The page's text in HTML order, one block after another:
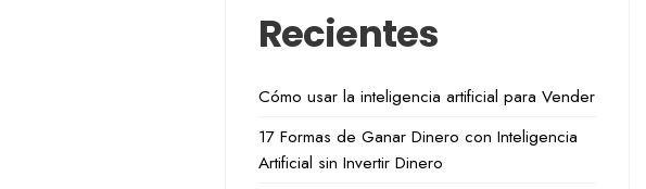
Recientes
Cómo usar la inteligencia artificial para Vender
17 Formas de Ganar Dinero con Inteligencia
Artificial sin Invertir Dinero